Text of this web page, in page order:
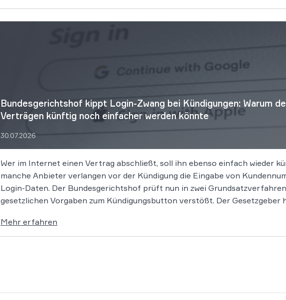
Bundesgerichtshof kippt Login-Zwang bei Kündigungen: Warum
Verträgen künftig noch einfacher werden könnte
30.07.2026
Wer im Internet einen Vertrag abschließt, soll ihn ebenso einfach wieder
manche Anbieter verlangen vor der Kündigung die Eingabe von
Login-Daten. Der Bundesgerichtshof prüft nun in zwei
gesetzlichen Vorgaben zum Kündigungsbutton verstößt. Der Gesetzgeber
Mehr erfahren